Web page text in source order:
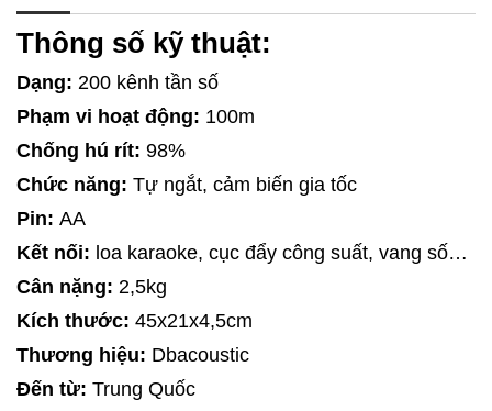
Thông số kỹ thuật:
Dạng: 200 kênh tần số
Phạm vi hoạt động: 100m
Chống hú rít: 98%
Chức năng: Tự ngắt, cảm biến gia tốc
Pin: AA
Kết nối: loa karaoke, cục đẩy công suất, vang số…
Cân nặng: 2,5kg
Kích thước: 45x21x4,5cm
Thương hiệu: Dbacoustic
Đến từ: Trung Quốc